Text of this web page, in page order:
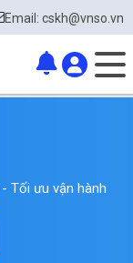
Email: cskh@vnso.vn
Tối ưu vận hành